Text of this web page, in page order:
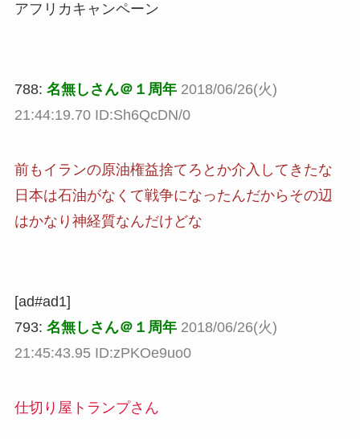
アフリカキャンペーン
788: 名無しさん＠１周年 2018/06/26(火)
21:44:19.70 ID:Sh6QcDN/0
前もイランの原油権益捨てろとか介入してきたな
日本は石油がなくて戦争になったんだからその辺
はかなり神経質なんだけどな
[ad#ad1]
793: 名無しさん＠１周年 2018/06/26(火)
21:45:43.95 ID:zPKOe9uo0
仕切り屋トランプさん